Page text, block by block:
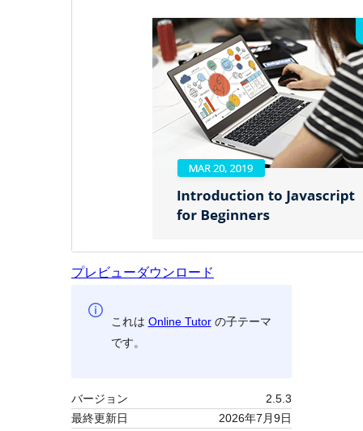
プレビューダウンロード
これは Online Tutorの子テーマ
です。
バージョン
2.5.3
最終更新日
2026年7月9日